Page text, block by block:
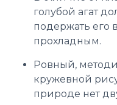
голубой агат
подержать его
прохладным.
Ровный,
кружевной
природе нет